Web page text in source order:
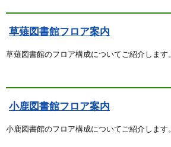
草薙図書館フロア案内
草薙図書館のフロア構成についてご紹介します。
小鹿図書館フロア案内
小鹿図書館のフロア構成についてご紹介します。